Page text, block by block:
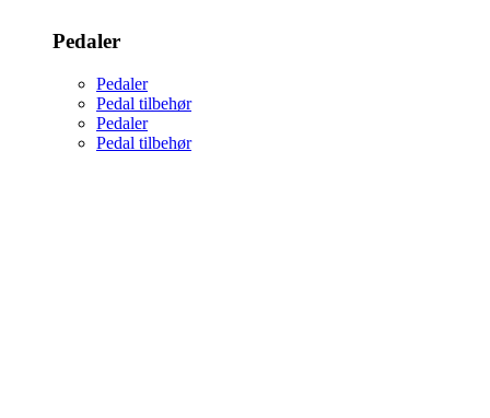
Pedaler
Pedaler
Pedal tilbehør
Pedaler
Pedal tilbehør